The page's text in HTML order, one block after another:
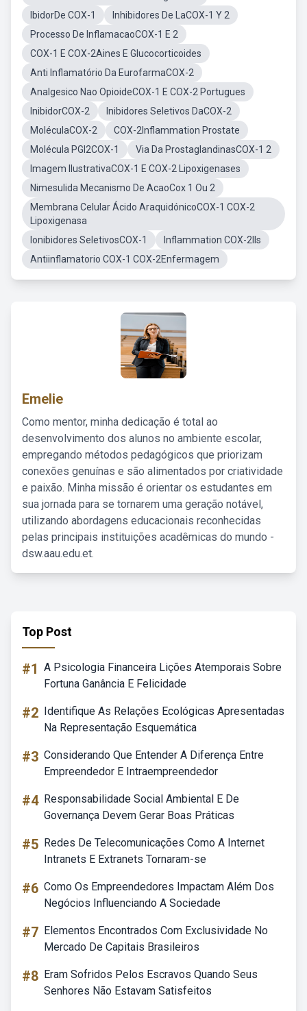
IbidorDe COX-1
Inhibidores De LaCOX-1 Y 2
Processo De InflamacaoCOX-1 E 2
COX-1 E COX-2Aines E Glucocorticoides
Anti Inflamatório Da EurofarmaCOX-2
Analgesico Nao OpioideCOX-1 E COX-2 Portugues
InibidorCOX-2
Inibidores Seletivos DaCOX-2
MoléculaCOX-2
COX-2Inflammation Prostate
Molécula PGI2COX-1
Via Da ProstaglandinasCOX-1 2
Imagem IlustrativaCOX-1 E COX-2 Lipoxigenases
Nimesulida Mecanismo De AcaoCox 1 Ou 2
Membrana Celular Ácido AraquidónicoCOX-1 COX-2
Lipoxigenasa
Ionibidores SeletivosCOX-1
Inflammation COX-2Ils
Antiinflamatorio COX-1 COX-2Enfermagem
Emelie
Como mentor, minha dedicação é total ao
desenvolvimento dos alunos no ambiente escolar,
empregando métodos pedagógicos que priorizam
conexões genuínas e são alimentados por criatividade
e paixão. Minha missão é orientar os estudantes em
sua jornada para se tornarem uma geração notável,
utilizando abordagens educacionais reconhecidas
pelas principais instituições acadêmicas do mundo -
dsw.aau.edu.et.
Top Post
#1 A Psicologia Financeira Lições Atemporais Sobre
Fortuna Ganância E Felicidade
#2 Identifique As Relações Ecológicas Apresentadas
Na Representação Esquemática
#3 Considerando Que Entender A Diferença Entre
Empreendedor E Intraempreendedor
#4 Responsabilidade Social Ambiental E De
Governança Devem Gerar Boas Práticas
#5 Redes De Telecomunicações Como A Internet
Intranets E Extranets Tornaram-se
#6 Como Os Empreendedores Impactam Além Dos
Negócios Influenciando A Sociedade
#7 Elementos Encontrados Com Exclusividade No
Mercado De Capitais Brasileiros
#8 Eram Sofridos Pelos Escravos Quando Seus
Senhores Não Estavam Satisfeitos